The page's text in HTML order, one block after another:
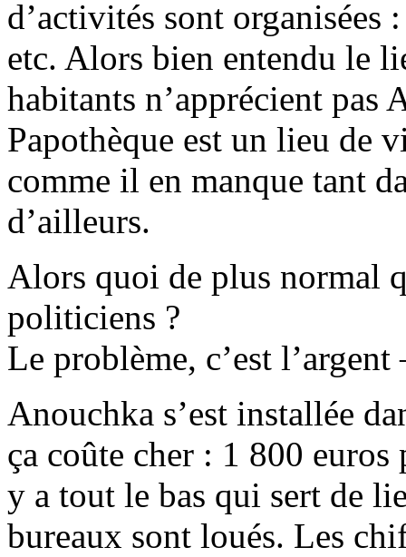
d’activités sont
etc. Alors bien entendu le
habitants n’apprécient pas
Papothèque est un lieu de
comme il en manque tant
d’ailleurs.
Alors quoi de plus normal
politiciens ?
Le problème, c’est
Anouchka s’est installée
ça coûte cher : 1 800
y a tout le bas qui sert de
bureaux sont loués. Les